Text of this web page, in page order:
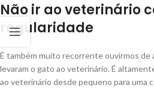
Não ir ao veterinário
regularidade
É também muito recorrente ouvirmos de
levaram o gato ao veterinário. É
ao veterinário desde pequeno para uma